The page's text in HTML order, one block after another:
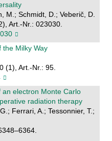
M.; Schmidt, D.; Veberič, D.
Art.-Nr.: 023030.
Milky Way
(1), Art.-Nr.: 95.
electron Monte Carlo
radiation therapy
Ferrari, A.; Tessonnier, T.;